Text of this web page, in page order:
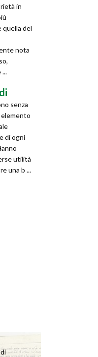
in
quella del
nota
senza
di ogni
utilità
una b ...